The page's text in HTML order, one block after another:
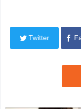
Twitter